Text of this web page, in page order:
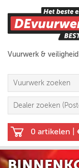
Vuurwerk & veiligheid
0 artikelen